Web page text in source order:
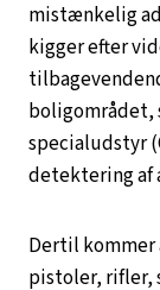
mistænkelig
kigger efter
boligområdet,
specialudstyr
detektering af
Dertil kommer
pistoler, rifler,